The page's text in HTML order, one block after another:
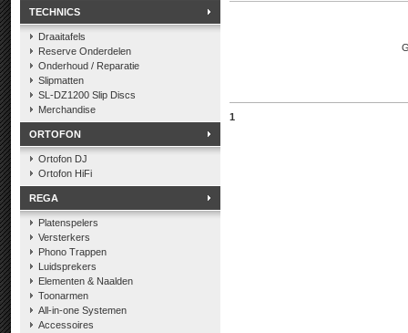
TECHNICS
Draaitafels
Reserve Onderdelen
Onderhoud / Reparatie
Slipmatten
SL-DZ1200 Slip Discs
Merchandise
ORTOFON
Ortofon DJ
Ortofon HiFi
REGA
Platenspelers
Versterkers
Phono Trappen
Luidsprekers
Elementen & Naalden
Toonarmen
All-in-one Systemen
Accessoires
1